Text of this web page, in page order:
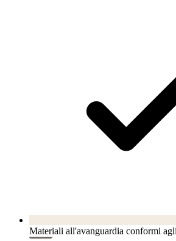
Materiali all'avanguardia conformi